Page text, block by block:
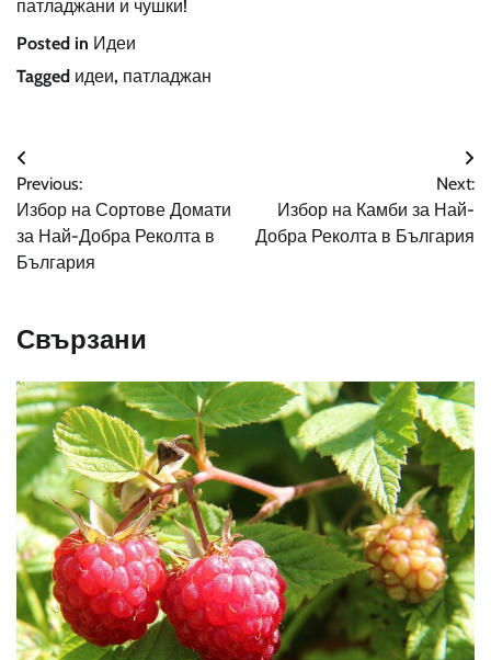
патладжани и чушки!
Posted in Идеи
Tagged идеи, патладжан
Навигация
Previous:
Избор на Сортове Домати
за Най-Добра Реколта в
България
Next:
Избор на Камби за Най-
Добра Реколта в България
Свързани